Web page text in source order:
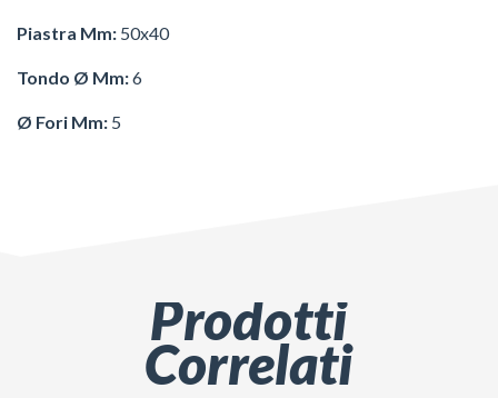
Piastra Mm: 50x40
Tondo Ø Mm:6
Ø Fori Mm: 5
Prodotti
Correlati